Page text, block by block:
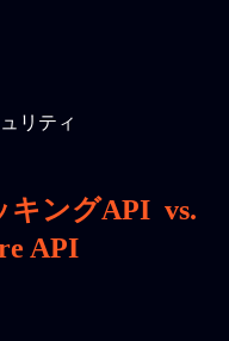
リティ
キングAPI vs.
API